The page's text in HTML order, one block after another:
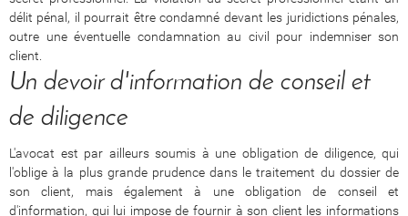
délit pénal, il pourrait être condamné devant les juridictions pénales,
outre une éventuelle condamnation au civil pour indemniser son
client.
Un devoir d'information de conseil et
de diligence
L'avocat est par ailleurs soumis à une obligation de diligence, qui
l'oblige à la plus grande prudence dans le traitement du dossier de
son client, mais également à une obligation de conseil et
d'information, qui lui impose de fournir à son client les informations